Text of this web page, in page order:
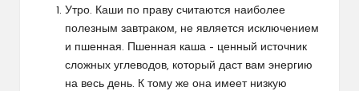
Утро. Каши по праву считаются наиболее
полезным завтраком, не является исключением
и пшенная. Пшенная каша – ценный источник
сложных углеводов, который даст вам энергию
на весь день. К тому же она имеет низкую